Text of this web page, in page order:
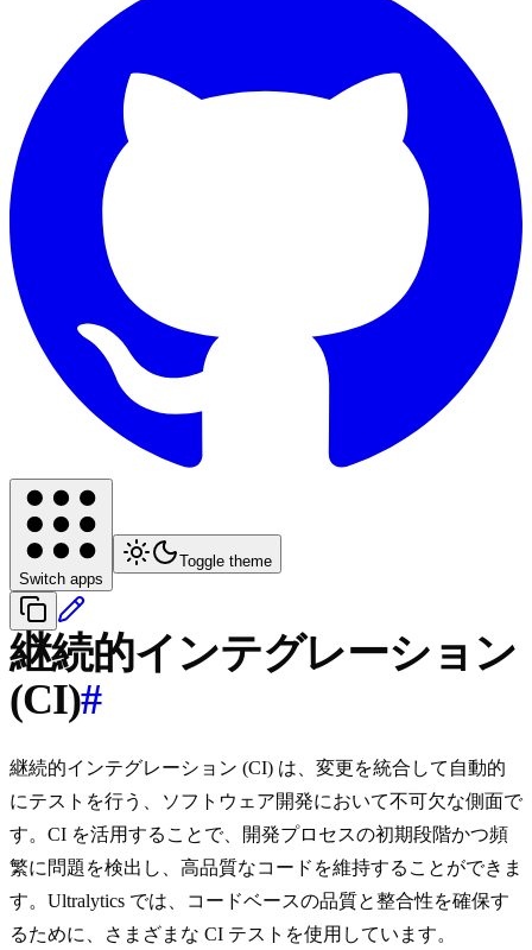
Switch apps
Toggle theme
継続的インテグレーション
(CI)#
継続的インテグレーション (CI) は、変更を統合して自動的
にテストを行う、ソフトウェア開発において不可欠な側面で
す。CI を活用することで、開発プロセスの初期段階かつ頻
繁に問題を検出し、高品質なコードを維持することができま
す。Ultralytics では、コードベースの品質と整合性を確保す
るために、さまざまな CI テストを使用しています。